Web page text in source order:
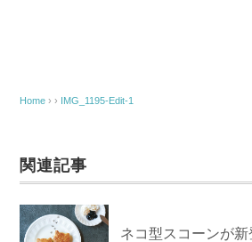
Home › › IMG_1195-Edit-1
関連記事
ネコ型スコーンが新